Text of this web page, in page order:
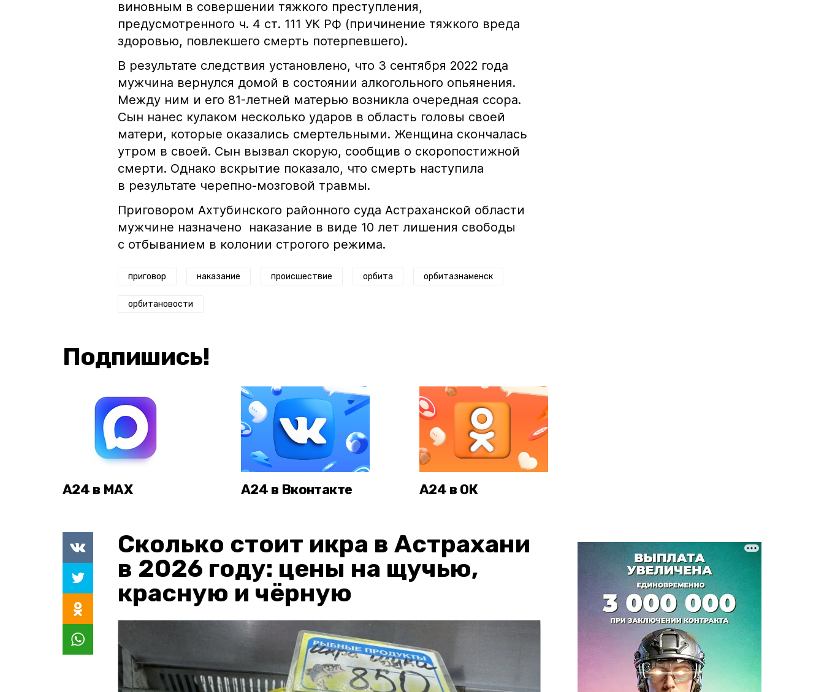
виновным в совершении тяжкого преступления,
предусмотренного ч. 4 ст. 111 УК РФ (причинение тяжкого вреда
здоровью, повлекшего смерть потерпевшего).
В результате следствия установлено, что 3 сентября 2022 года
мужчина вернулся домой в состоянии алкогольного опьянения.
Между ним и его 81-летней матерью возникла очередная ссора.
Сын нанес кулаком несколько ударов в область головы своей
матери, которые оказались смертельными. Женщина скончалась
утром в своей. Сын вызвал скорую, сообщив о скоропостижной
смерти. Однако вскрытие показало, что смерть наступила
в результате черепно-мозговой травмы.
Приговором Ахтубинского районного суда Астраханской области
мужчине назначено наказание в виде 10 лет лишения свободы
с отбыванием в колонии строгого режима.
приговор наказание происшествие орбита орбитазнаменск
орбитановости
Подпишись!
А24 в MAX А24 в Вконтакте А24 в ОК
Сколько стоит икра в Астрахани
в 2026 году: цены на щучью,
красную и чёрную